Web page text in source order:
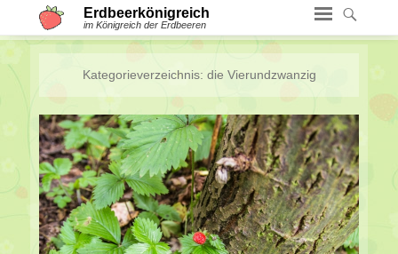
Erdbeerkönigreich
im Königreich der Erdbeeren
Kategorieverzeichnis: die Vierundzwanzig